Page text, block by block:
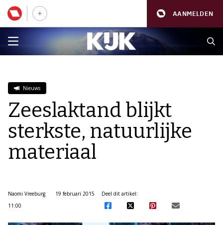
AANMELDEN
Nieuws
Zeeslaktand blijkt
sterkste, natuurlijke
materiaal
Naomi Vreeburg
19 februari 2015
11:00
Deel dit artikel: